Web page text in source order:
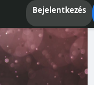
Bejelentkezés